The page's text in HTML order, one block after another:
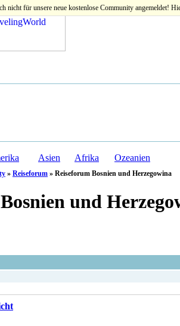
nicht für unsere neue kostenlose Community angemeldet!
Asien Afrika Ozeanien
» Reiseforum » Reiseforum Bosnien und Herzegowina
Bosnien und